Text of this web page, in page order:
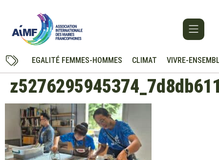
EGALITÉ FEMMES-HOMMES CLIMAT VIVRE-